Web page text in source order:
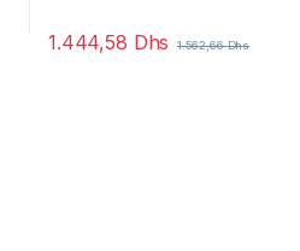
1.444,58 Dhs 1.562,66Dhs